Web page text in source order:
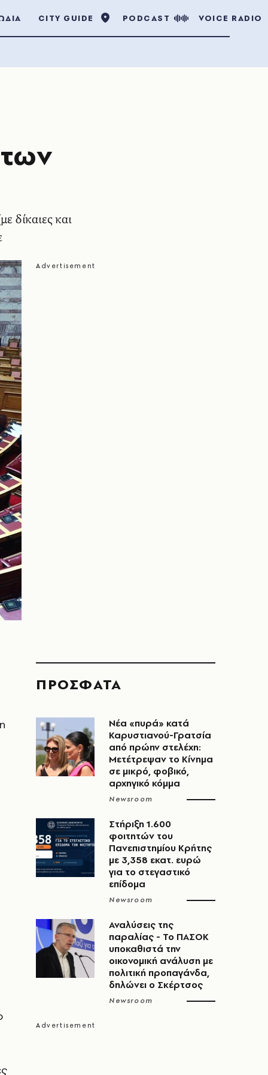
CITY GUIDE PODCAST VOICE RADIO
δίκαιες και
ΠΡΟΣΦΑΤΑ
Νέα «πυρά» κατά
Καρυστιανού-Γρατσία
από πρώην στελέχη:
Μετέτρεψαν το Κίνημα
σε μικρό, φοβικό,
αρχηγικό κόμμα
Newsroom
Στήριξη 1.600
φοιτητών του
Πανεπιστημίου Κρήτης
με 3,358 εκατ. ευρώ
για το στεγαστικό
επίδομα
Newsroom
Αναλύσεις της
παραλίας - Το ΠΑΣΟΚ
υποκαθιστά την
οικονομική ανάλυση με
πολιτική προπαγάνδα,
δηλώνει ο Σκέρτσος
Newsroom